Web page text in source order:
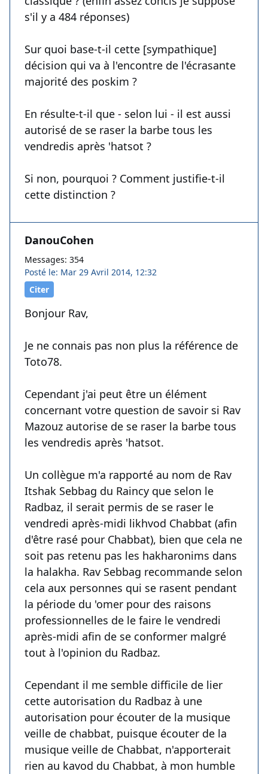
s'il y a 484 réponses)
Sur quoi base-t-il cette [sympathique]
décision qui va à l'encontre de l'écrasante
majorité des poskim ?
En résulte-t-il que - selon lui - il est aussi
autorisé de se raser la barbe tous les
vendredis après 'hatsot ?
Si non, pourquoi ? Comment justifie-t-il
cette distinction ?
DanouCohen
Messages: 354
Posté le: Mar 29 Avril 2014, 12:32
Citer
Bonjour Rav,
Je ne connais pas non plus la référence de
Toto78.
Cependant j'ai peut être un élément
concernant votre question de savoir si Rav
Mazouz autorise de se raser la barbe tous
les vendredis après 'hatsot.
Un collègue m'a rapporté au nom de Rav
Itshak Sebbag du Raincy que selon le
Radbaz, il serait permis de se raser le
vendredi après-midi likhvod Chabbat (afin
d'être rasé pour Chabbat), bien que cela ne
soit pas retenu pas les hakharonims dans
la halakha. Rav Sebbag recommande selon
cela aux personnes qui se rasent pendant
la période du 'omer pour des raisons
professionnelles de le faire le vendredi
après-midi afin de se conformer malgré
tout à l'opinion du Radbaz.
Cependant il me semble difficile de lier
cette autorisation du Radbaz à une
autorisation pour écouter de la musique
veille de chabbat, puisque écouter de la
musique veille de Chabbat, n'apporterait
rien au kavod du Chabbat, à mon humble